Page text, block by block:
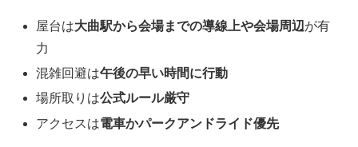
屋台は大曲駅から会場までの導線上や会場周辺が有
力
混雑回避は午後の早い時間に行動
場所取りは公式ルール厳守
アクセスは電車かパークアンドライド優先